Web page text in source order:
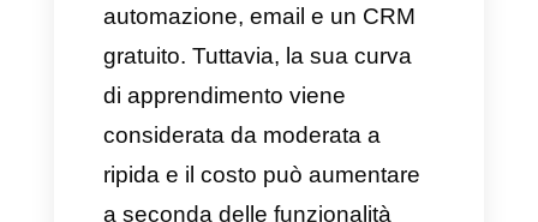
di automazione su Whatsapp.
È ideale per:agenzie
immobiliari, concessionarie
d’auto e team di vendita che